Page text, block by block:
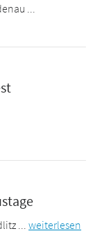
...
...weiterlesen